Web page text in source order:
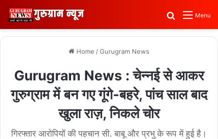
Menu
Search for
Home /Gurugram News
Gurugram News : चेन्नई से आकर
गुरुग्राम में बन गए गूंगे-बहरे, पांच साल बाद
खुला राज़, निकले चोर
गिरफ्तार आरोपियों की पहचान सी. बाबू और प्रभु के रूप में हुई है।